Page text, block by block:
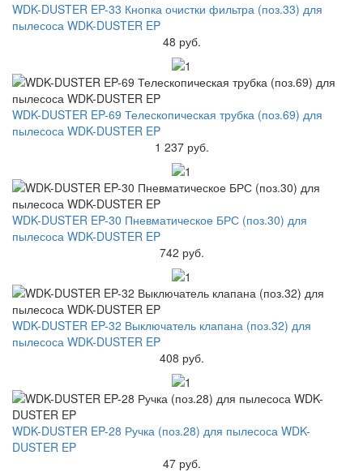
WDK-DUSTER EP-33 Кнопка очистки фильтра (поз.33) для
пылесоса WDK-DUSTER EP
48 руб.
WDK-DUSTER EP-69 Телескопическая трубка (поз.69) для
пылесоса WDK-DUSTER EP
1 237 руб.
WDK-DUSTER EP-30 Пневматическое БРС (поз.30) для
пылесоса WDK-DUSTER EP
742 руб.
WDK-DUSTER EP-32 Выключатель клапана (поз.32) для
пылесоса WDK-DUSTER EP
408 руб.
WDK-DUSTER EP-28 Ручка (поз.28) для пылесоса WDK-
DUSTER EP
47 руб.